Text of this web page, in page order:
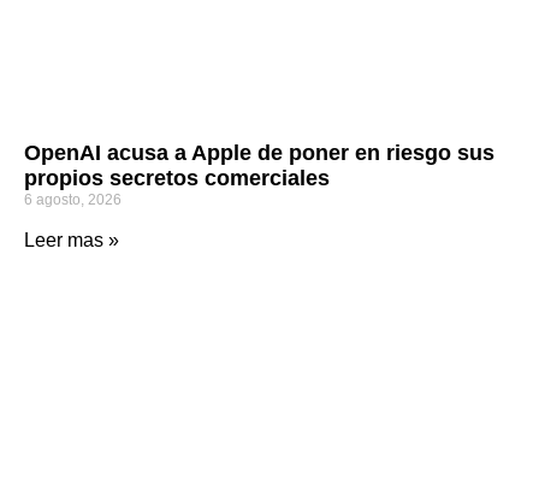
OpenAI acusa a Apple de poner en riesgo sus
propios secretos comerciales
6 agosto, 2026
Leer mas »